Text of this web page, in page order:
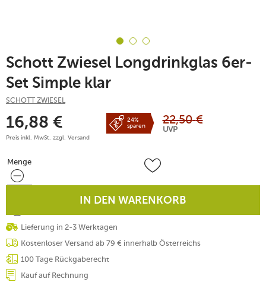
Schott Zwiesel Longdrinkglas 6er-
Set Simple klar
SCHOTT ZWIESEL
16,88 €
Preis inkl. MwSt. zzgl. Versand
24%
sparen
22,50 €
UVP
Menge
Menge
IN DEN WARENKORB
Lieferung in 2-3 Werktagen
Kostenloser Versand ab 79 € innerhalb Österreichs
100 Tage Rückgaberecht
Kauf auf Rechnung